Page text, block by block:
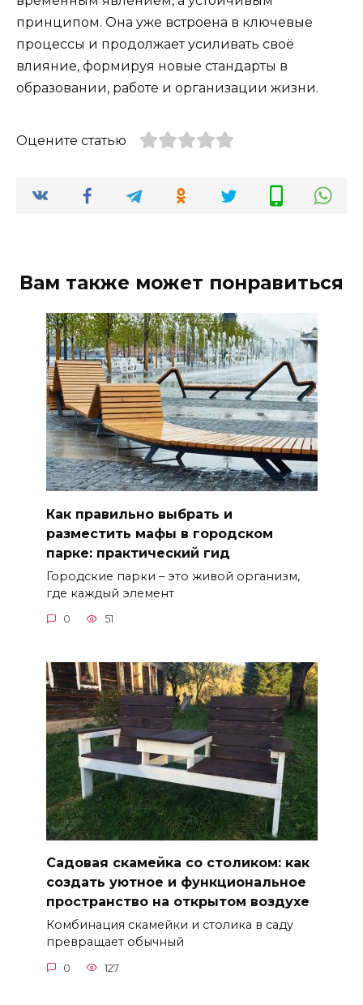
принципом. Она уже встроена в ключевые
процессы и продолжает усиливать своё
влияние, формируя новые стандарты в
образовании, работе и организации жизни.
Оцените статью
Вам также может понравиться
Как правильно выбрать и
разместить мафы в городском
парке: практический гид
Городские парки – это живой организм,
где каждый элемент
0 51
Садовая скамейка со столиком: как
создать уютное и функциональное
пространство на открытом воздухе
Комбинация скамейки и столика в саду
превращает обычный
0 127